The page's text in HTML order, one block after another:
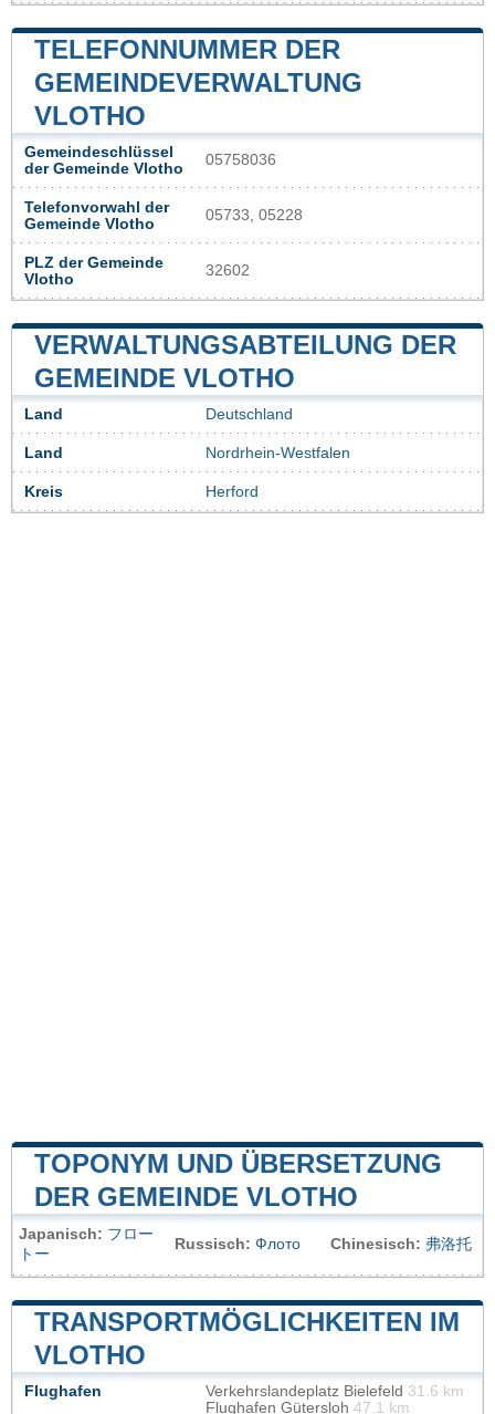
TELEFONNUMMER DER
GEMEINDEVERWALTUNG
VLOTHO
Gemeindeschlüssel
der Gemeinde Vlotho
05758036
Telefonvorwahl der
Gemeinde Vlotho
05733, 05228
PLZ der Gemeinde
Vlotho
32602
VERWALTUNGSABTEILUNG DER
GEMEINDE VLOTHO
Land Deutschland
Land Nordrhein-Westfalen
Kreis Herford
TOPONYM UND ÜBERSETZUNG
DER GEMEINDE VLOTHO
Japanisch: フロー
トー
Russisch: Флото Chinesisch: 弗洛托
TRANSPORTMÖGLICHKEITEN IM
VLOTHO
Flughafen Verkehrslandeplatz Bielefeld 31.6 km
Flughafen Gütersloh 47.1 km